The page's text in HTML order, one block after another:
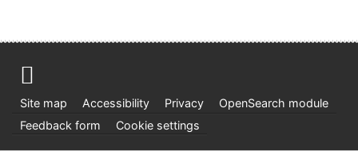
Site map Accessibility Privacy
OpenSearch module
Feedback form
Cookie settings